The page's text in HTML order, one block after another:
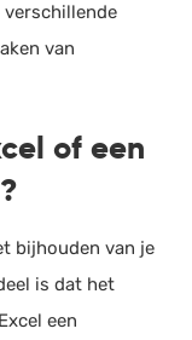
van
of een
bijhouden van je
is dat het
een